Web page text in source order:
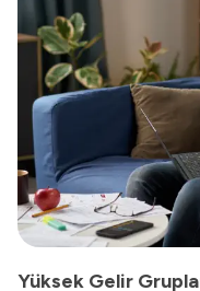
Yüksek Gelir